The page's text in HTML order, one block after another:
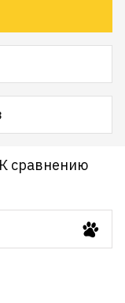
К сравнению